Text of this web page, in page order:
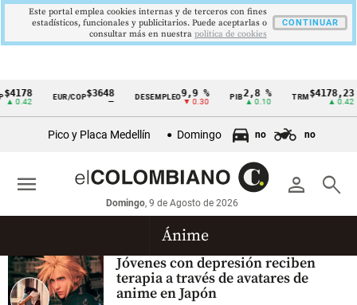
Cintillo
económicos
Colombia
▲ 0.42
EUR/COP$3648
—
DESEMPLEO9,9 %
▼ 0.30
PIB 2,8 %
▲ 0.10
TRM$4178,23
▲ 0.42
Pico y Placa Medellín Domingo no no
person search
Domingo, 9 de Agosto de 2026
menu
Ánime
Jóvenes con depresión reciben
terapia a través de avatares de
anime en Japón
Este portal emplea cookies internas y de terceros con fines
estadísticos, funcionales y publicitarios. Puede aceptarlas o
consultar más en nuestra politica de cookies
CONTINUAR